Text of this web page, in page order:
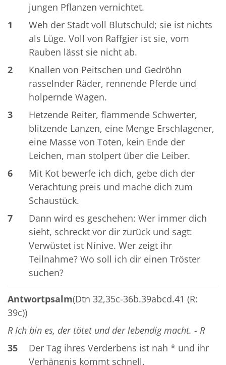
jungen Pflanzen vernichtet.
1
Weh der Stadt voll Blutschuld; sie ist nichts
als Lüge. Voll von Raffgier ist sie, vom
Rauben lässt sie nicht ab.
2
Knallen von Peitschen und Gedröhn
rasselnder Räder, rennende Pferde und
holpernde Wagen.
3
Hetzende Reiter, flammende Schwerter,
blitzende Lanzen, eine Menge Erschlagener,
eine Masse von Toten, kein Ende der
Leichen, man stolpert über die Leiber.
6
Mit Kot bewerfe ich dich, gebe dich der
Verachtung preis und mache dich zum
Schaustück.
7
Dann wird es geschehen: Wer immer dich
sieht, schreckt vor dir zurück und sagt:
Verwüstet ist Nínive. Wer zeigt ihr
Teilnahme? Wo soll ich dir einen Tröster
suchen?
Antwortpsalm(Dtn 32,35c-36b.39abcd.41 (R:
39c))
R Ich bin es, der tötet und der lebendig macht. - R
35
Der Tag ihres Verderbens ist nah * und ihr
Verhängnis kommt schnell.